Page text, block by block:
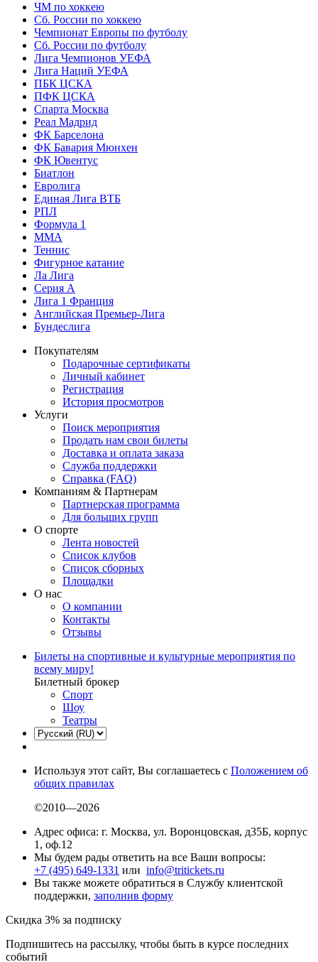
ЧМ по хоккею
Сб. России по хоккею
Чемпионат Европы по футболу
Сб. России по футболу
Лига Чемпионов УЕФА
Лига Наций УЕФА
ПБК ЦСКА
ПФК ЦСКА
Спарта Москва
Реал Мадрид
ФК Барселона
ФК Бавария Мюнхен
ФК Ювентус
Биатлон
Евролига
Единая Лига ВТБ
РПЛ
Формула 1
MMA
Теннис
Фигурное катание
Ла Лига
Серия А
Лига 1 Франция
Английская Премьер-Лига
Бундеслига
Покупателям
Подарочные сертификаты
Личный кабинет
Регистрация
История просмотров
Услуги
Поиск мероприятия
Продать нам свои билеты
Доставка и оплата заказа
Служба поддержки
Справка (FAQ)
Компаниям & Партнерам
Партнерская программа
Для больших групп
О спорте
Лента новостей
Список клубов
Список сборных
Площадки
О нас
О компании
Контакты
Отзывы
Билеты на спортивные и культурные мероприятия по
всему миру!
Билетный брокер
Спорт
Шоу
Театры
Используя этот сайт, Вы соглашаетесь с Положением об
общих правилах
©2010—2026
Адрес офиса: г. Москва, ул. Воронцовская, д35Б, корпус
1, оф.12
Мы будем рады ответить на все Ваши вопросы:
+7 (495) 649-1331 или info@tritickets.ru
Вы также можете обратиться в Службу клиентской
поддержки, заполнив форму
Скидка 3% за подписку
Подпишитесь на рассылку, чтобы быть в курсе последних
событий